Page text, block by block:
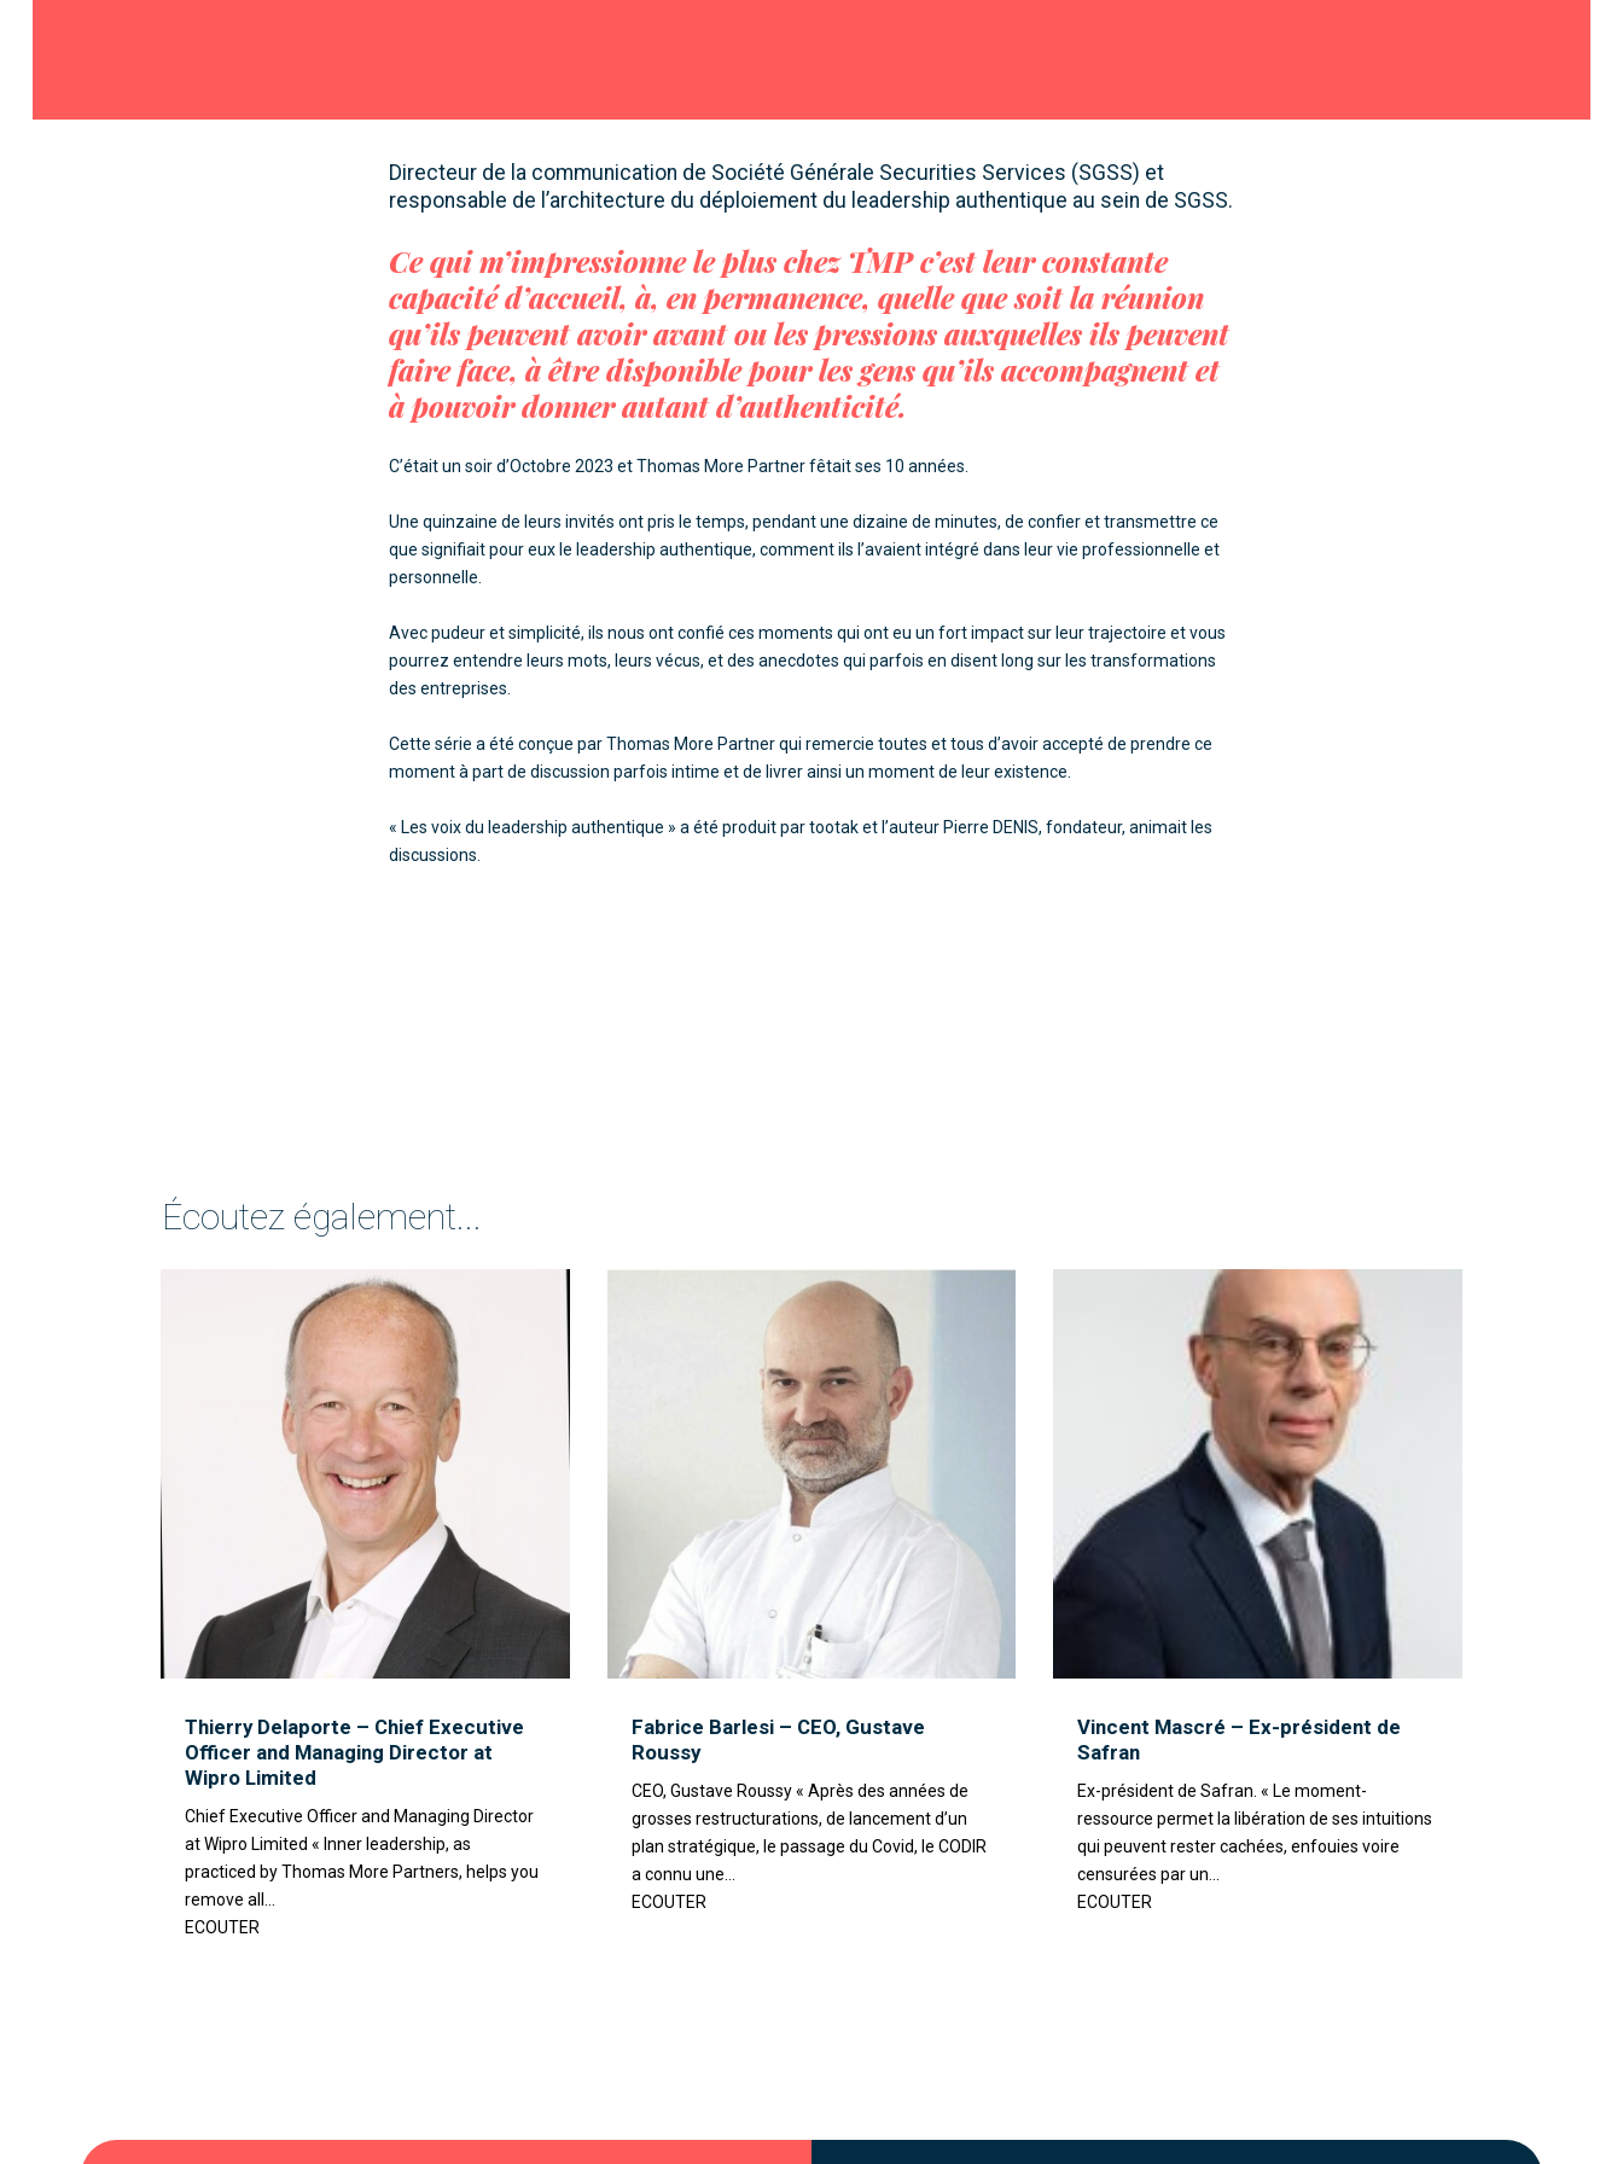
Directeur de la communication de Société Générale Securities Services (SGSS) et
responsable de l’architecture du déploiement du leadership authentique au sein de SGSS.
Ce qui m’impressionne le plus chez TMP c’est leur constante
capacité d’accueil, à, en permanence, quelle que soit la réunion
qu’ils peuvent avoir avant ou les pressions auxquelles ils peuvent
faire face, à être disponible pour les gens qu’ils accompagnent et
à pouvoir donner autant d’authenticité.
C’était un soir d’Octobre 2023 et Thomas More Partner fêtait ses 10 années.
Une quinzaine de leurs invités ont pris le temps, pendant une dizaine de minutes, de confier et transmettre ce
que signifiait pour eux le leadership authentique, comment ils l’avaient intégré dans leur vie professionnelle et
personnelle.
Avec pudeur et simplicité, ils nous ont confié ces moments qui ont eu un fort impact sur leur trajectoire et vous
pourrez entendre leurs mots, leurs vécus, et des anecdotes qui parfois en disent long sur les transformations
des entreprises.
Cette série a été conçue par Thomas More Partner qui remercie toutes et tous d’avoir accepté de prendre ce
moment à part de discussion parfois intime et de livrer ainsi un moment de leur existence.
« Les voix du leadership authentique » a été produit par tootak et l’auteur Pierre DENIS, fondateur, animait les
discussions.
Écoutez également...
Thierry Delaporte – Chief Executive
Officer and Managing Director at
Wipro Limited
Chief Executive Officer and Managing Director
at Wipro Limited « Inner leadership, as
practiced by Thomas More Partners, helps you
remove all...
ECOUTER
Fabrice Barlesi – CEO, Gustave
Roussy
CEO, Gustave Roussy « Après des années de
grosses restructurations, de lancement d’un
plan stratégique, le passage du Covid, le CODIR
a connu une...
ECOUTER
Vincent Mascré – Ex-président de
Safran
Ex-président de Safran. « Le moment-
ressource permet la libération de ses intuitions
qui peuvent rester cachées, enfouies voire
censurées par un...
ECOUTER